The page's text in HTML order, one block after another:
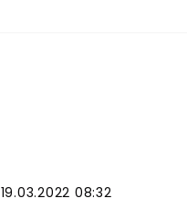
19.03.2022 08:32